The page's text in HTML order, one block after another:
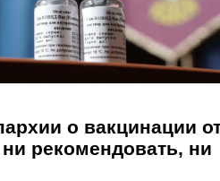
о вакцинации
рекомендовать, ни